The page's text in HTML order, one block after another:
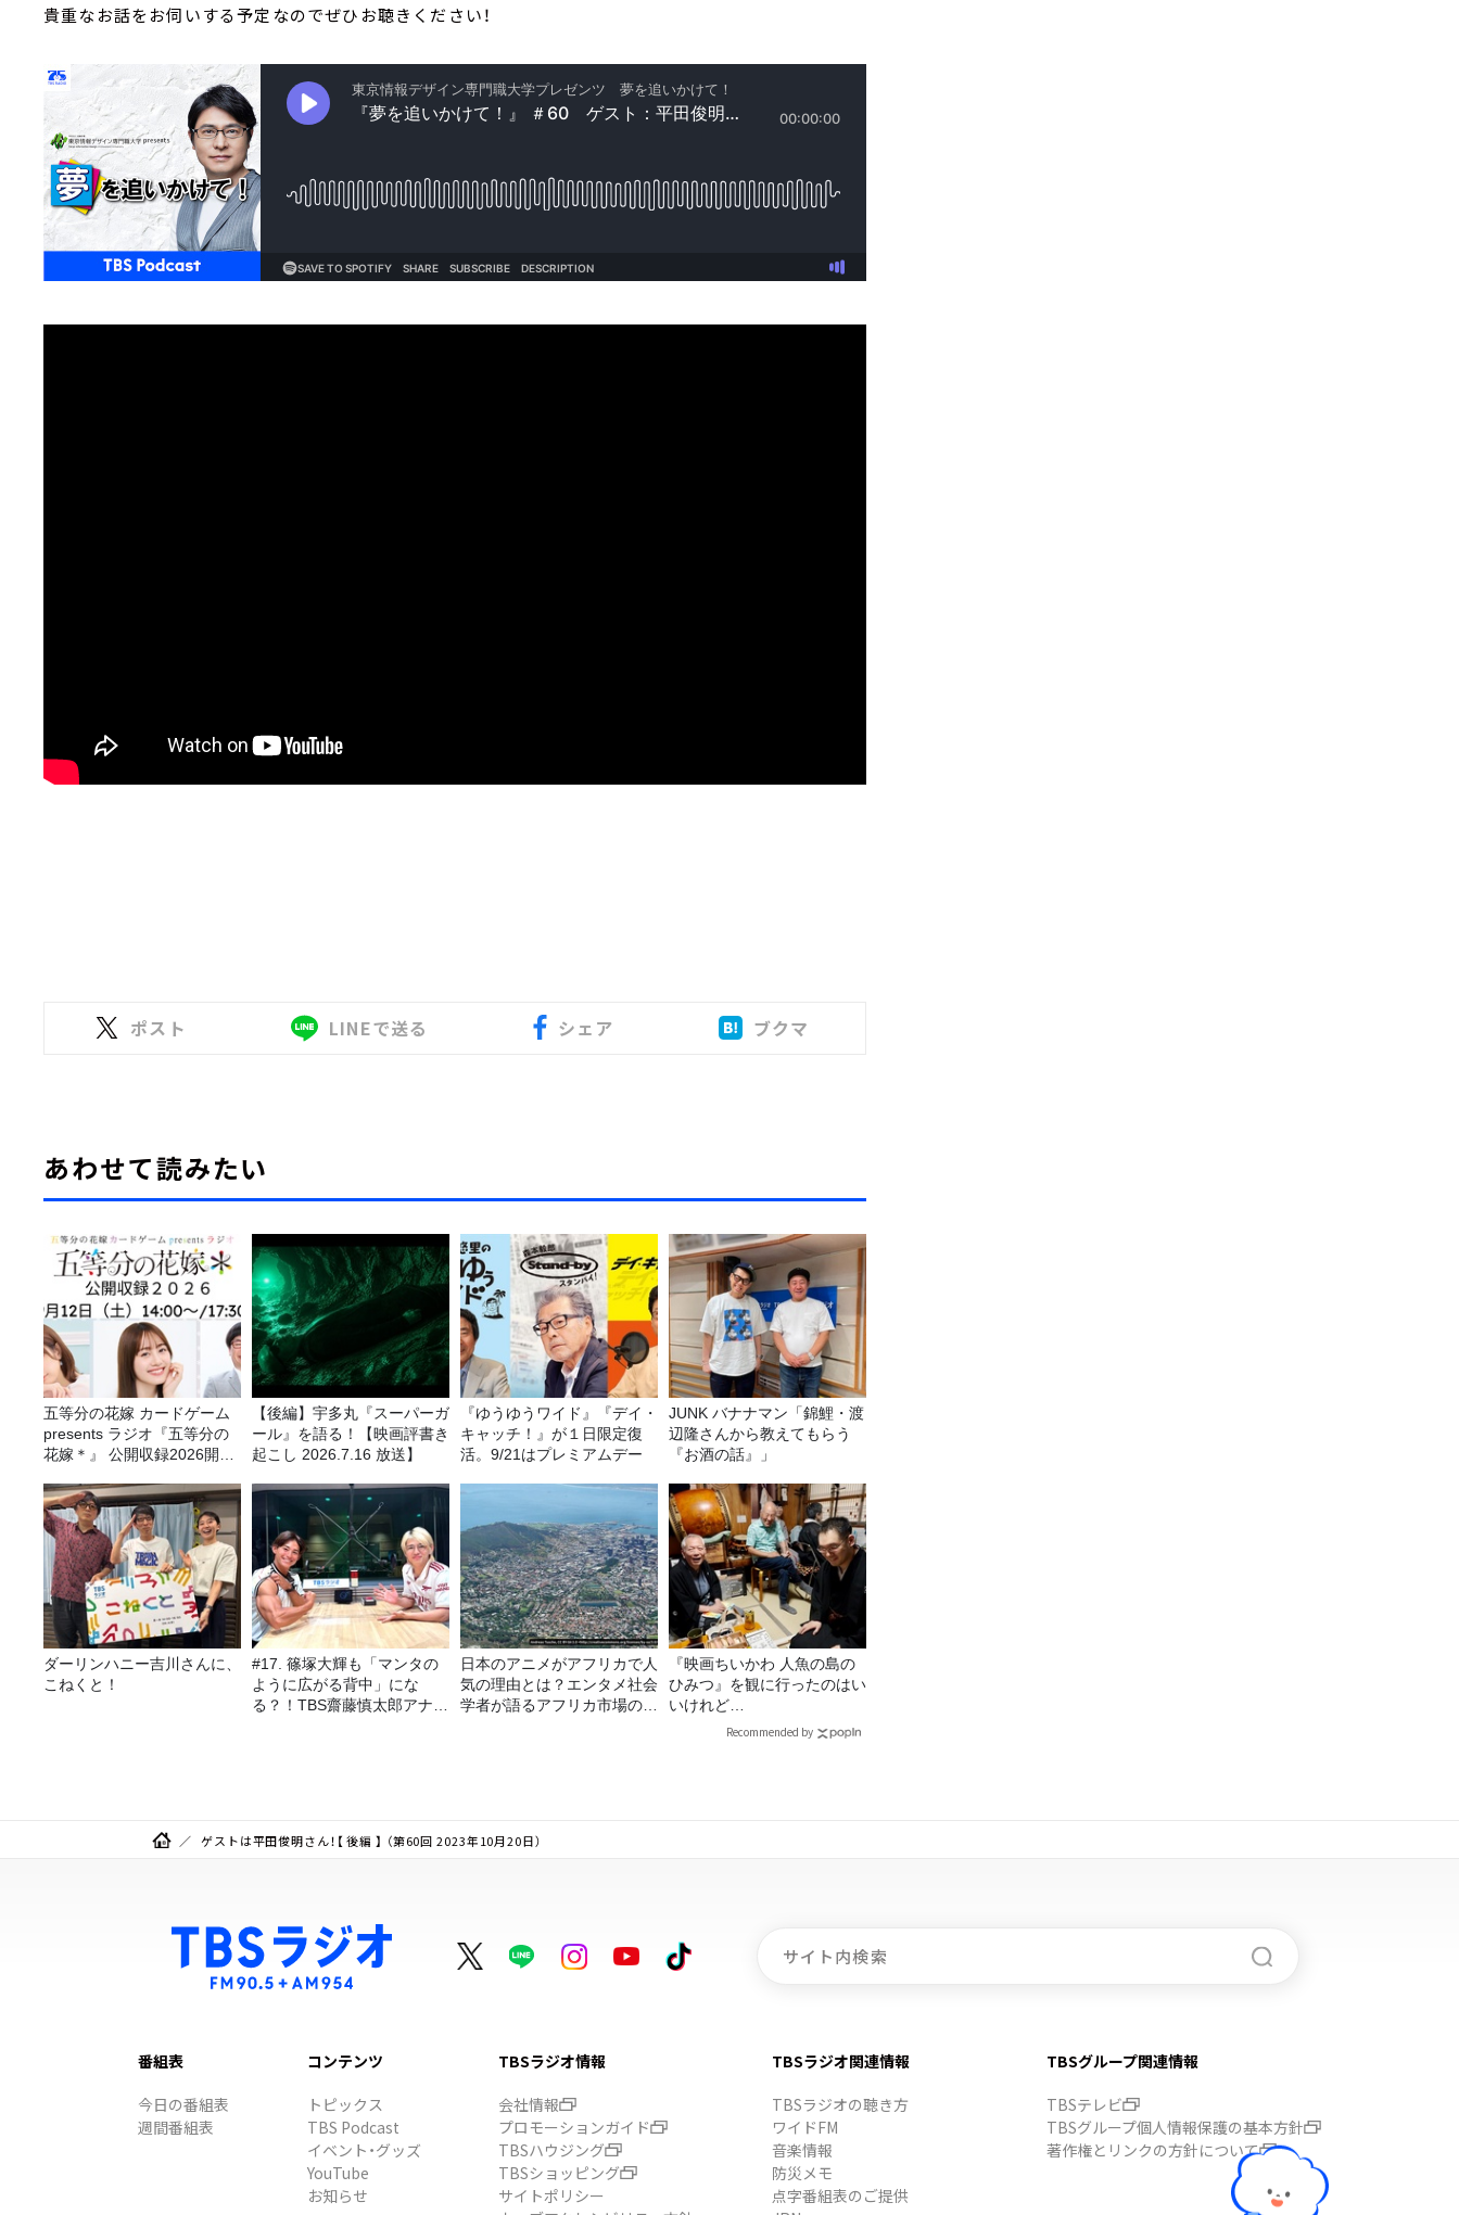
貴重なお話をお伺いする予定なのでぜひお聴きください！
ポスト LINEで送る シェア ブクマ
あわせて読みたい
五等分の花嫁 カードゲーム
presents ラジオ『五等分の
花嫁＊』 公開収録2026開催
【後編】宇多丸『スーパーガ
ール』を語る！【映画評書き
起こし 2026.7.16 放送】
『ゆうゆうワイド』『デイ・
キャッチ！』が１日限定復
活。9/21はプレミアムデー
JUNK バナナマン「錦鯉・渡
辺隆さんから教えてもらう
『お酒の話』」
ダーリンハニー吉川さんに、
こねくと！
#17. 篠塚大輝も「マンタの
ように広がる背中」にな
る？！TBS齋藤慎太郎アナに
日本のアニメがアフリカで人
気の理由とは？エンタメ社会
学者が語るアフリカ市場のリ
『映画ちいかわ 人魚の島の
ひみつ』を観に行ったのはい
いけれど…
Recommended by
ゲストは平田俊明さん！【 後編 】 （第60回 2023年10月20日）
番組表
今日の番組表
週間番組表
コンテンツ
トピックス
TBS Podcast
イベント・グッズ
YouTube
お知らせ
TBSラジオ情報
会社情報
プロモーションガイド
TBSハウジング
TBSショッピング
サイトポリシー
TBSラジオ関連情報
TBSラジオの聴き方
ワイドFM
音楽情報
防災メモ
点字番組表のご提供
TBSグループ関連情報
TBSテレビ
TBSグループ個人情報保護の基本方針
著作権とリンクの方針について